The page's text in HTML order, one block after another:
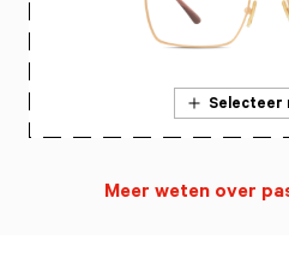
Selecteer
Meer weten over